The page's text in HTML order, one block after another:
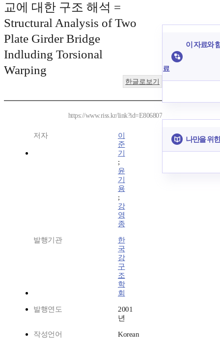
교에 대한 구조 해석 =
Structural Analysis of Two
Plate Girder Bridge
Indluding Torsional
Warping
한글로보기
https://www.riss.kr/link?id=E806807
저자
이
준
기
;
윤
기
용
;
강
영
종
발행기관
한
국
강
구
조
학
회
발행연도
2001
년
작성언어 Korean
이 자료와
료
나만을 위